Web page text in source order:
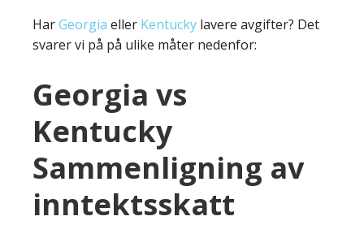
HarGeorgia eller Kentucky lavere avgifter? Det
svarer vi på på ulike måter nedenfor:
Georgia vs
Kentucky
Sammenligning av
inntektsskatt